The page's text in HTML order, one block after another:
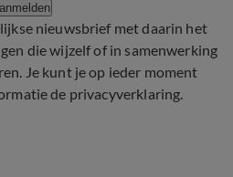
nieuwsbrief met daarin het
die wijzelf of in samenwerking
Je kunt je op ieder moment
de privacyverklaring.